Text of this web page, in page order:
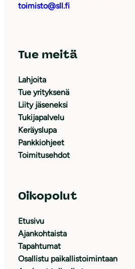
toimisto@sll.fi
Tue meitä
Lahjoita
Tue yrityksenä
Liity jäseneksi
Tukijapalvelu
Keräyslupa
Pankkiohjeet
Toimitusehdot
Oikopolut
Etusivu
Ajankohtaista
Tapahtumat
Osallistu paikallistoimintaan